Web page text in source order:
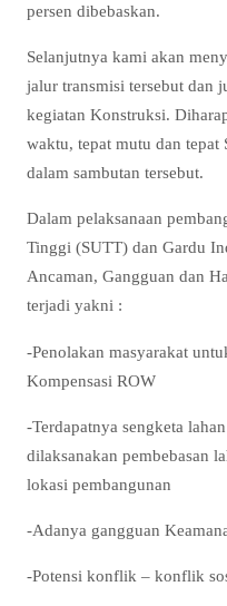
persen dibebaskan.
Selanjutnya kami akan
jalur transmisi tersebut dan
kegiatan Konstruksi.
waktu, tepat mutu dan tepat
dalam sambutan tersebut.
Dalam pelaksanaan
Tinggi (SUTT) dan Gardu
Ancaman, Gangguan dan
terjadi yakni :
-Penolakan masyarakat
Kompensasi ROW
-Terdapatnya sengketa
dilaksanakan pembebasan
lokasi pembangunan
-Adanya gangguan
-Potensi konflik – konflik